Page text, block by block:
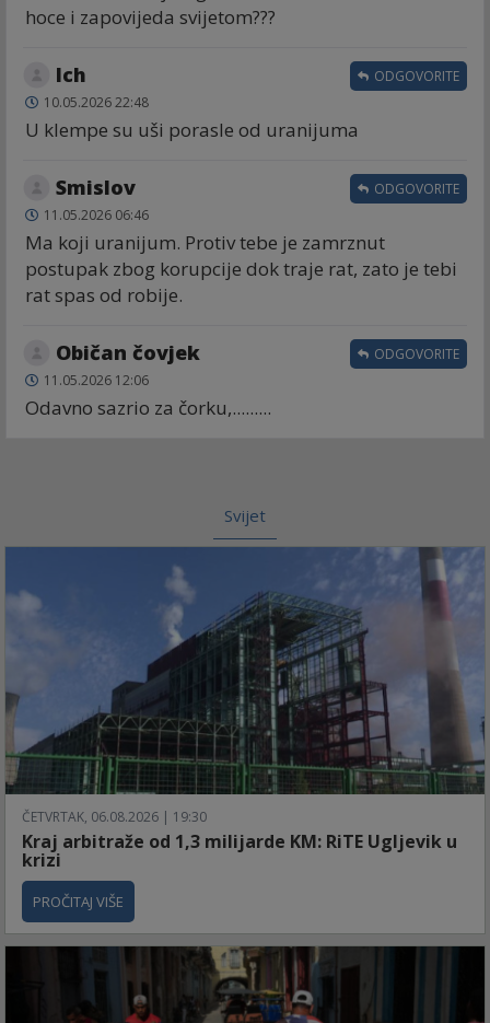
hoce i zapovijeda svijetom???
Ich
10.05.2026 22:48
U klempe su uši porasle od uranijuma
ODGOVORITE
Smislov
11.05.2026 06:46
Ma koji uranijum. Protiv tebe je zamrznut
postupak zbog korupcije dok traje rat, zato je tebi
rat spas od robije.
ODGOVORITE
Običan čovjek
11.05.2026 12:06
Odavno sazrio za čorku,.........
ODGOVORITE
Svijet
ČETVRTAK, 06.08.2026 | 19:30
Kraj arbitraže od 1,3 milijarde KM: RiTE Ugljevik u
krizi
PROČITAJ VIŠE